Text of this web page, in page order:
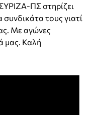
ΠΣ στηρίζει
τους γιατί
Με αγώνες
μας. Καλή